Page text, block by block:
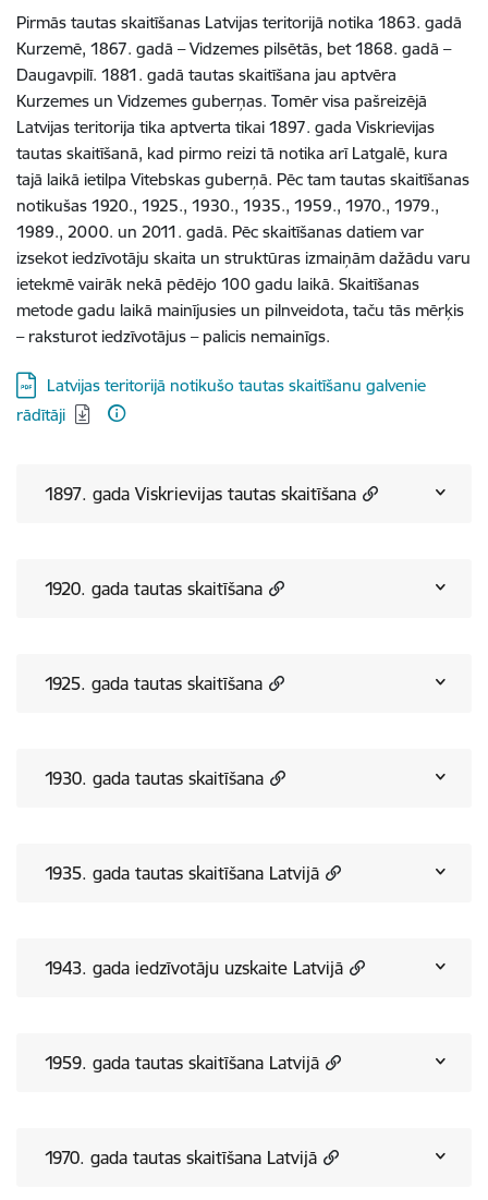
Pirmās tautas skaitīšanas Latvijas teritorijā notika 1863. gadā
Kurzemē, 1867. gadā – Vidzemes pilsētās, bet 1868. gadā –
Daugavpilī. 1881. gadā tautas skaitīšana jau aptvēra
Kurzemes un Vidzemes guberņas. Tomēr visa pašreizējā
Latvijas teritorija tika aptverta tikai 1897. gada Viskrievijas
tautas skaitīšanā, kad pirmo reizi tā notika arī Latgalē, kura
tajā laikā ietilpa Vitebskas guberņā. Pēc tam tautas skaitīšanas
notikušas 1920., 1925., 1930., 1935., 1959., 1970., 1979.,
1989., 2000. un 2011. gadā. Pēc skaitīšanas datiem var
izsekot iedzīvotāju skaita un struktūras izmaiņām dažādu varu
ietekmē vairāk nekā pēdējo 100 gadu laikā. Skaitīšanas
metode gadu laikā mainījusies un pilnveidota, taču tās mērķis
– raksturot iedzīvotājus – palicis nemainīgs.
Lejupielādēt:
Latvijas teritorijā notikušo tautas skaitīšanu galvenie
rādītāji
1897. gada Viskrievijas tautas skaitīšana
1920. gada tautas skaitīšana
1925. gada tautas skaitīšana
1930. gada tautas skaitīšana
1935. gada tautas skaitīšana Latvijā
1943. gada iedzīvotāju uzskaite Latvijā
1959. gada tautas skaitīšana Latvijā
1970. gada tautas skaitīšana Latvijā